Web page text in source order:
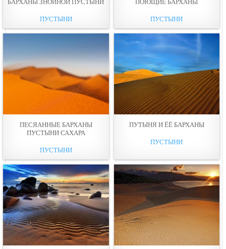
БАРХАНЫ ЗНОЙНОЙ ПУСТЫНИ
ПУСТЫНИ
ПОЮЩИЕ БАРХАНЫ
ПУСТЫНИ
ПЕСЯАННЫЕ БАРХАНЫ
ПУСТЫНИ САХАРА
ПУСТЫНИ
ПУТЫНЯ И ЁЁ БАРХАНЫ
ПУСТЫНИ